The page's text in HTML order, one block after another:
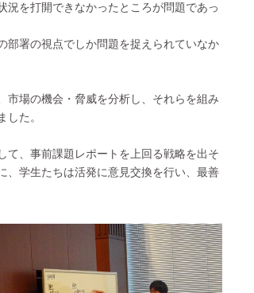
況を打開できなかったところが問題であっ
部署の視点でしか問題を捉えられていなか
市場の機会・脅威を分析し、それらを組み
た。
て、事前課題レポートを上回る戦略を出そ
、学生たちは活発に意見交換を行い、最善